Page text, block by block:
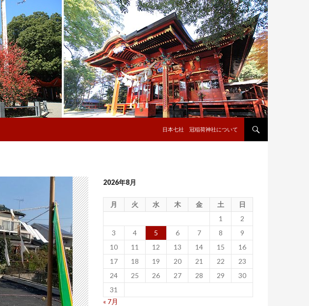
日本七社 冠稲荷神社について
2026年8月
月 火 水 木 金 土
日
1
2
3
4 5 6 7 8
9
10
11 12 13 14 15
16
17
18 19 20 21 22
23
24
25 26 27 28 29
30
31
« 7月